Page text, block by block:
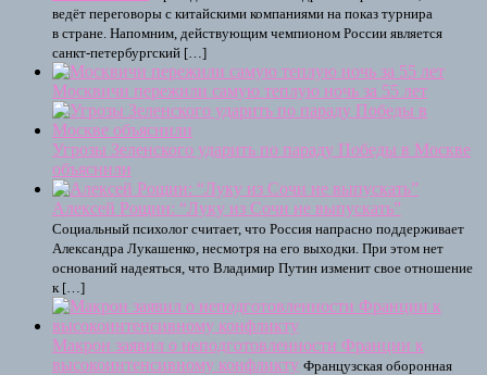
ведёт переговоры с китайскими компаниями на показ турнира
в стране. Напомним, действующим чемпионом России является
санкт-петербургский […]
Москвичи пережили самую теплую ночь за 55 лет
Угрозы Зеленского ударить по параду Победы в Москве
объяснили
Алексей Рощин: “Луку из Сочи не выпускать”
Социальный психолог считает, что Россия напрасно поддерживает
Александра Лукашенко, несмотря на его выходки. При этом нет
оснований надеяться, что Владимир Путин изменит свое отношение
к […]
Макрон заявил о неподготовленности Франции к
высокоинтенсивному конфликту Французская оборонная